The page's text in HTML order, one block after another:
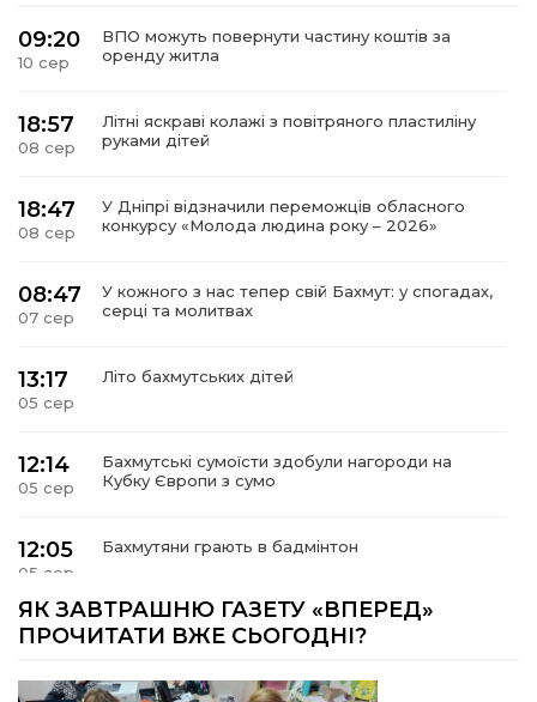
09:20
10 сер
ВПО можуть повернути частину коштів за
оренду житла
18:57
08 сер
Літні яскраві колажі з повітряного пластиліну
руками дітей
18:47
08 сер
У Дніпрі відзначили переможців обласного
конкурсу «Молода людина року – 2026»
08:47
07 сер
У кожного з нас тепер свій Бахмут: у спогадах,
серці та молитвах
13:17
05 сер
Літо бахмутських дітей
12:14
05 сер
Бахмутські сумоїсти здобули нагороди на
Кубку Європи з сумо
12:05
05 сер
Бахмутяни грають в бадмінтон
11:55
Учасник обласного конкурсу «Молода людина
року – 2026» у номінація «Творці змін та
ЯК ЗАВТРАШНЮ ГАЗЕТУ «ВПЕРЕД»
ПРОЧИТАТИ ВЖЕ СЬОГОДНІ?